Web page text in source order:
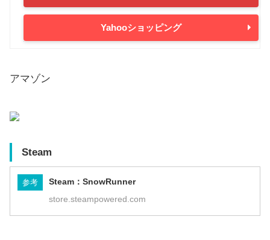
Yahooショッピング
アマゾン
Steam
参考 Steam：SnowRunner
store.steampowered.com